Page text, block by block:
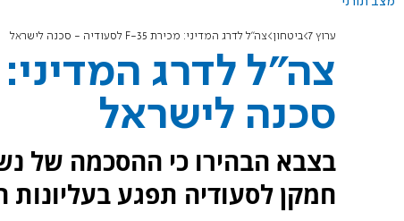
ערוץ 7 ביטחון צה"ל לדרג המדיני: מכירת F-35 לסעודיה - סכנה לישראל
סכנה לישראל
בצבא הבהירו כי ההסכמה של
חמקן לסעודיה תפגע בעליונות